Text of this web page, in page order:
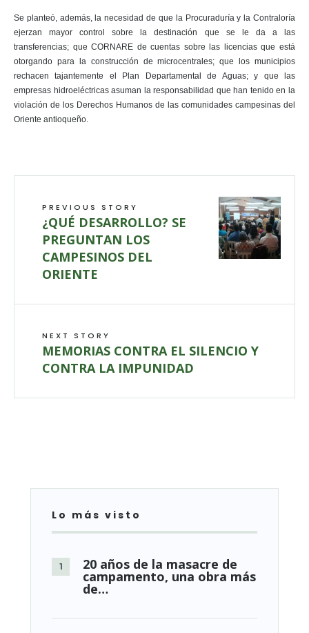
Se planteó, además, la necesidad de que la Procuraduría y la Contraloría
ejerzan mayor control sobre la destinación que se le da a las
transferencias; que CORNARE de cuentas sobre las licencias que está
otorgando para la construcción de microcentrales; que los municipios
rechacen tajantemente el Plan Departamental de Aguas; y que las
empresas hidroeléctricas asuman la responsabilidad que han tenido en la
violación de los Derechos Humanos de las comunidades campesinas del
Oriente antioqueño.
PREVIOUS STORY
¿QUÉ DESARROLLO? SE
PREGUNTAN LOS
CAMPESINOS DEL
ORIENTE
NEXT STORY
MEMORIAS CONTRA EL SILENCIO Y
CONTRA LA IMPUNIDAD
Lo más visto
20 años de la masacre de
campamento, una obra más
de…